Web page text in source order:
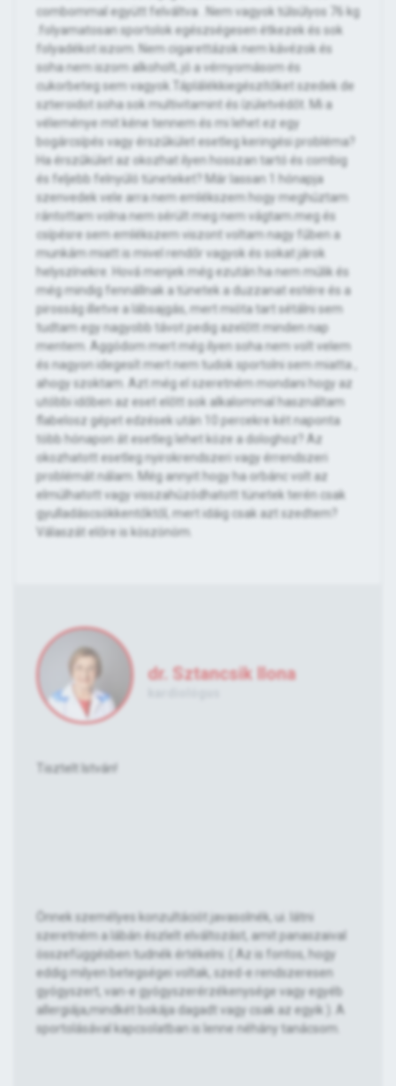
combommal együtt felváltva . Nem vagyok túlsúlyos 76 kg
.folyamatosan sportolok egészségesen étkezek és sok
folyadékot iszom. Nem cigarettázok nem kávézok és
soha nem iszom alkoholt, jó a vérnyomásom és
cukorbeteg sem vagyok.Táplálékkiegészítőket szedek de
szteroidot soha sok multivitamint és ízületvédőt. Mi a
véleménye mit kéne tennem és mi lehet ez egy
bogárcsípés vagy érszűkület esetleg keringési probléma?
Ha érszűkület az okozhat ilyen hosszan tartó és combig
és feljebb felnyúló tüneteket? Már lassan 1 hónapja
szenvedek vele arra nem emlékszem hogy meghúztam
rántottam volna nem sérült meg nem vágtam.meg és
csípésre sem emlékszem viszont voltam nagy fűben a
munkám miatt is mivel rendőr vagyok és sokat járok
helyszínekre. Hová menjek még ezután ha nem múlik és
még mindig fennállnak a tünetek a duzzanat estére és a
pirosság illetve a lábsajgás, mert mióta tart sétálni sem
tudtam egy nagyobb távot pedig azelőtt minden nap
mentem. Aggódom mert még ilyen soha nem volt velem
és nagyon idegesít mert nem tudok sportolni sem miatta ,
ahogy szoktam. Azt még el szeretném mondani hogy az
utóbbi időben az eset előtt sok alkalommal használtam
flabelosz gépet edzések után 10 percekre két naponta
több hónapon át esetleg lehet köze a dologhoz? Az
okozhatott esetleg nyirokrendszeri vagy érrendszeri
problémát nálam. Még annyit hogy ha orbánc volt az
elmúlhatott vagy visszahúzódhatott tünetek terén csak
gyulladáscsökkentőktől, mert idáig csak azt szedtem?
Válaszát előre is köszönöm.
dr. Sztancsik Ilona
Tisztelt István!
Önnek személyes konzultációt javasolnék, ui. látni
szeretném a lábán észlelt elváltozást, amit panaszaival
összefüggésben tudnék értékelni. ( Az is fontos, hogy
eddig milyen betegségei voltak, szed-e rendszeresen
gyógyszert, van-e gyógyszerérzékenysége vagy egyéb
allergiája,mindkét bokája dagadt vagy csak az egyik ). A
sportolásával kapcsolatban is lenne néhány tanácsom.